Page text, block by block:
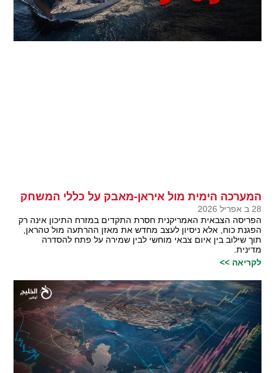
המערכה הימית מול איראן-מאבק על כללי המשחק
28 ב אפריל 2026
הפריסה הצבאית האמריקנית חסרת התקדים במזרח התיכון אינה רק
הפגנת כוח, אלא ניסיון לעצב מחדש את מאזן ההרתעה מול טהראן,
תוך שילוב בין איום צבאי מוחשי לבין שמירה על פתח להסדרה
מדינית.
לקריאה >>